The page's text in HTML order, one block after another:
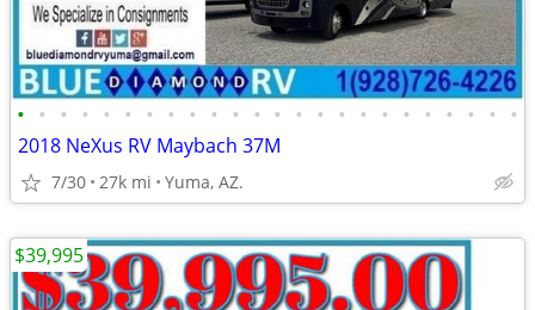
• • • • • • • • • • • • • • • • • • • • • • • •
2018 NeXus RV Maybach 37M
7/30 27k mi Yuma, AZ.
$39,995